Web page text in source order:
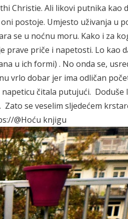
Christie. Ali likovi putnika kao
postoje. Umjesto uživanja u
se u noćnu moru. Kako i za
prave priče i napetosti. Lo kao
u ich formi) . No onda se,
vrlo dobar jer ima odličan
čitala putujući. Doduše
se veselim sljedećem
@Hoću knjigu